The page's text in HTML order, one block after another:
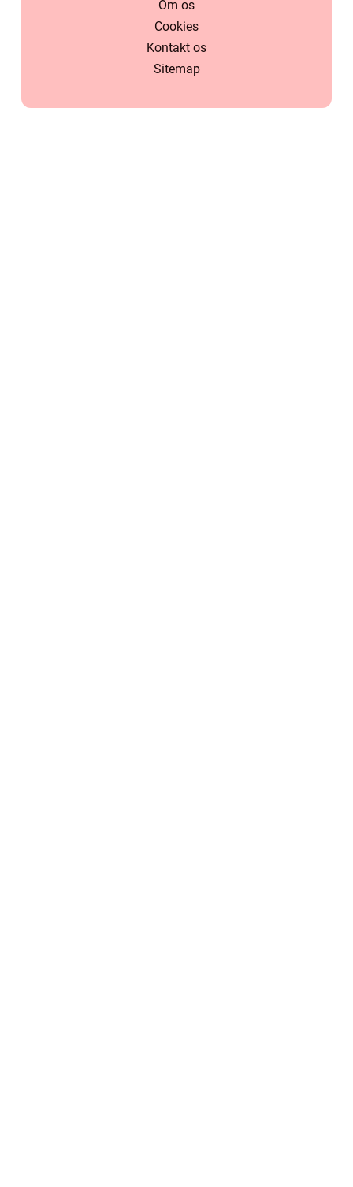
Om os
Cookies
Kontakt os
Sitemap